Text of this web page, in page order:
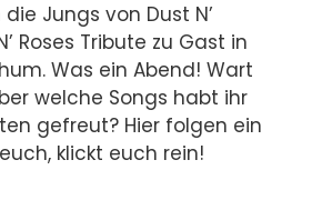
Jungs von Dust N’
Roses Tribute zu Gast in
Was ein Abend! Wart
welche Songs habt ihr
gefreut? Hier folgen ein
klickt euch rein!